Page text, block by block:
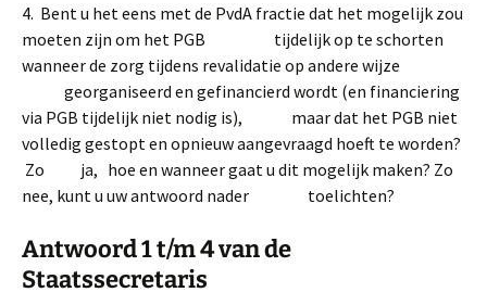
4. Bent u het eens met de PvdA fractie dat het mogelijk zou
moeten zijn om het PGB tijdelijk op te schorten
wanneer de zorg tijdens revalidatie op andere wijze
georganiseerd en gefinancierd wordt (en financiering
via PGB tijdelijk niet nodig is), maar dat het PGB niet
volledig gestopt en opnieuw aangevraagd hoeft te worden?
Zo ja, hoe en wanneer gaat u dit mogelijk maken? Zo
nee, kunt u uw antwoord nader toelichten?
Antwoord 1 t/m 4 van de
Staatssecretaris